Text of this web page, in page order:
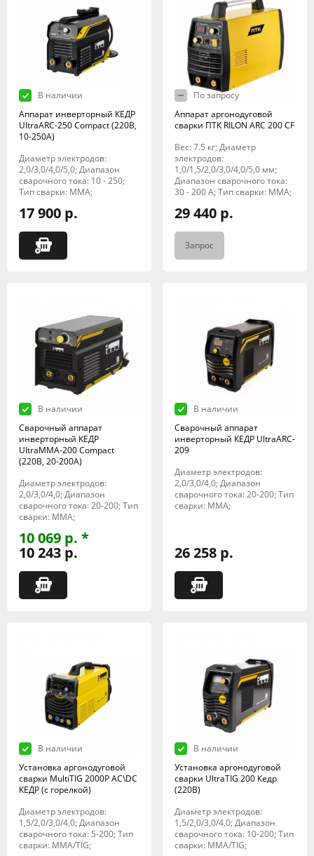
В наличии
Аппарат инверторный КЕДР
UltraARC-250 Compact (220В,
10-250А)
Диаметр электродов:
2,0/3,0/4,0/5,0; Диапазон
сварочного тока: 10 - 250;
Тип сварки: MMA;
17 900 р.
По запросу
Аппарат аргонодуговой
сварки ПТК RILON ARC 200 CF
Вес: 7.5 кг; Диаметр
электродов:
1,0/1,5/2,0/3,0/4,0/5,0 мм;
Диапазон сварочного тока:
30 - 200 А; Тип сварки: MMA;
29 440 р.
Запрос
В наличии
Сварочный аппарат
инверторный КЕДР
UltraMMA-200 Compact
(220В, 20-200А)
Диаметр электродов:
2,0/3,0/4,0; Диапазон
сварочного тока: 20-200; Тип
сварки: MMA;
10 069 р. *
10 243 р.
В наличии
Сварочный аппарат
инверторный КЕДР UltraARC-
209
Диаметр электродов:
2,0/3,0/4,0; Диапазон
сварочного тока: 20-200; Тип
сварки: MMA;
26 258 р.
В наличии
Установка аргонодуговой
сварки MultiTIG 2000P AC\DC
КЕДР (с горелкой)
Диаметр электродов:
1,5/2,0/3,0/4,0; Диапазон
сварочного тока: 5-200; Тип
сварки: MMA/TIG;
В наличии
Установка аргонодуговой
сварки UltraTIG 200 Кедр
(220В)
Диаметр электродов:
1,5/2,0/3,0/4,0; Диапазон
сварочного тока: 10-200; Тип
сварки: MMA/TIG;